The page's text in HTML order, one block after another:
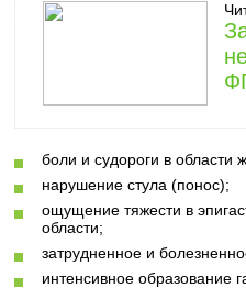
боли и судороги в области
нарушение стула (понос);
ощущение тяжести в
области;
затрудненное и
интенсивное образование